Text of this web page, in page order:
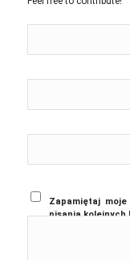
Zapamiętaj
pisania kolejnych